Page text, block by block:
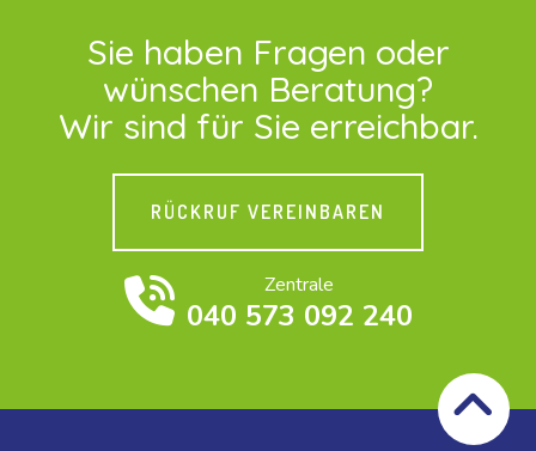
Sie haben Fragen oder
wünschen Beratung?
Wir sind für Sie erreichbar.
RÜCKRUF VEREINBAREN
Zentrale
040 573 092 240